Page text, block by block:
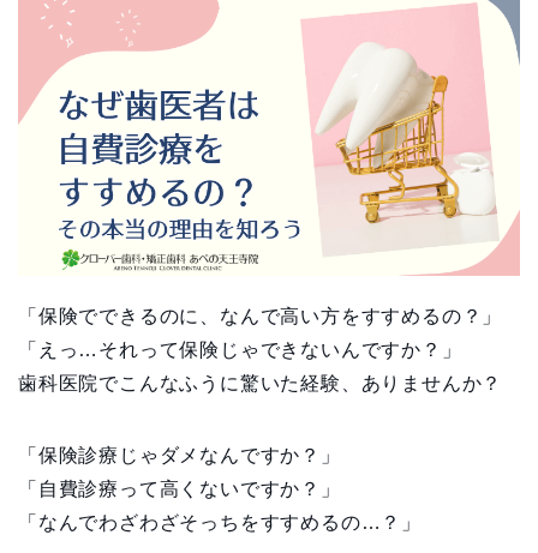
「保険でできるのに、なんで高い方をすすめるの？」
「えっ…それって保険じゃできないんですか？」
歯科医院でこんなふうに驚いた経験、ありませんか？
「保険診療じゃダメなんですか？」
「自費診療って高くないですか？」
「なんでわざわざそっちをすすめるの…？」